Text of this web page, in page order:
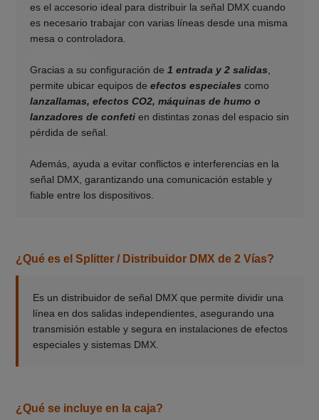
es el accesorio ideal para distribuir la señal DMX cuando
es necesario trabajar con varias líneas desde una misma
mesa o controladora.
Gracias a su configuración de 1 entrada y 2 salidas
permite ubicar equipos de efectos especiales como
lanzallamas, efectos CO2, máquinas de humo o
lanzadores de confetien distintas zonas del espacio sin
pérdida de señal.
Además, ayuda a evitar conflictos e interferencias en la
señal DMX, garantizando una comunicación estable y
fiable entre los dispositivos.
¿Qué es el Splitter / Distribuidor DMX de 2 Vías?
Es un distribuidor de señal DMX que permite dividir una
línea en dos salidas independientes, asegurando una
transmisión estable y segura en instalaciones de efectos
especiales y sistemas DMX.
¿Qué se incluye en la caja?